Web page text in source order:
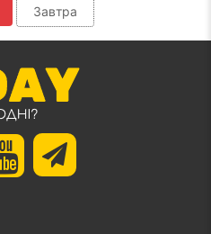
Завтра